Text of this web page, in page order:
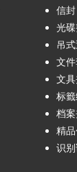
信封
光
吊
文件
文具
标
档案
精
识